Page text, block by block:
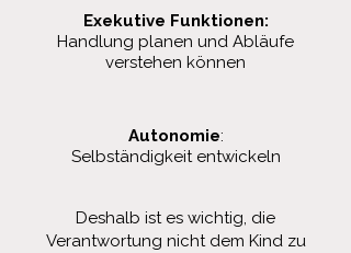
Exekutive Funktionen:
Handlung planen und Abläufe
verstehen können
Autonomie:
Selbständigkeit entwickeln
Deshalb ist es wichtig, die
Verantwortung nicht dem Kind zu